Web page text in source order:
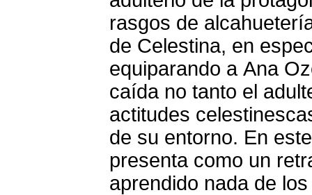
rasgos de
de Celestina, en
equiparando a Ana
caída no tanto el
actitudes
de su entorno. En
presenta como un
aprendido nada de